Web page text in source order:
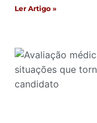
Ler Artigo »